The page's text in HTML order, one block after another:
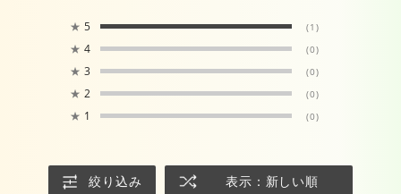
★ 5 (1)
★ 4 (0)
★ 3 (0)
★ 2 (0)
★ 1 (0)
絞り込み 表示：新しい順